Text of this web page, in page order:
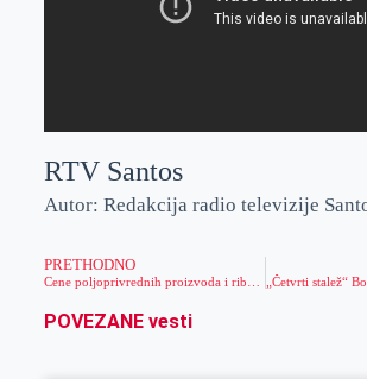
RTV Santos
Autor: Redakcija radio televizije
PRETHODNO
POVEZANE vesti